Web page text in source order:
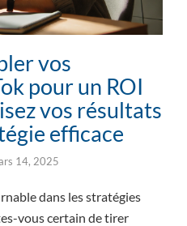
vos
pour un ROI
vos résultats
efficace
14, 2025
dans les stratégies
vous certain de tirer